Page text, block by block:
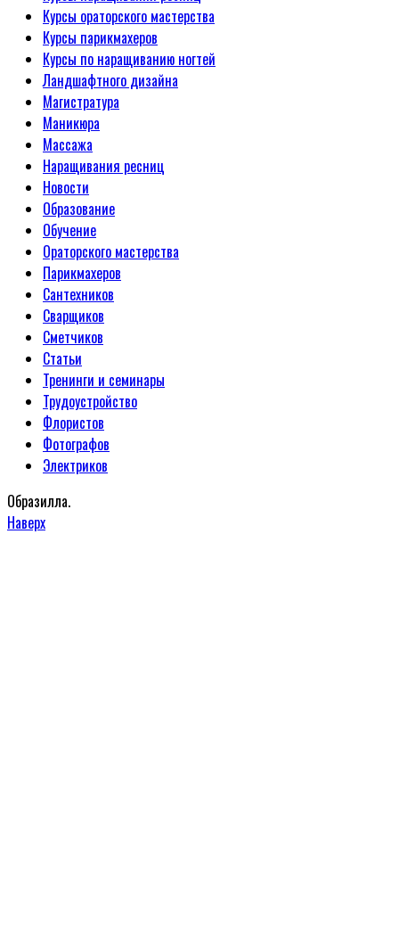
Курсы ораторского мастерства
Курсы парикмахеров
Курсы по наращиванию ногтей
Ландшафтного дизайна
Магистратура
Маникюра
Массажа
Наращивания ресниц
Новости
Образование
Обучение
Ораторского мастерства
Парикмахеров
Сантехников
Сварщиков
Сметчиков
Статьи
Тренинги и семинары
Трудоустройство
Флористов
Фотографов
Электриков
Образилла.
Наверх